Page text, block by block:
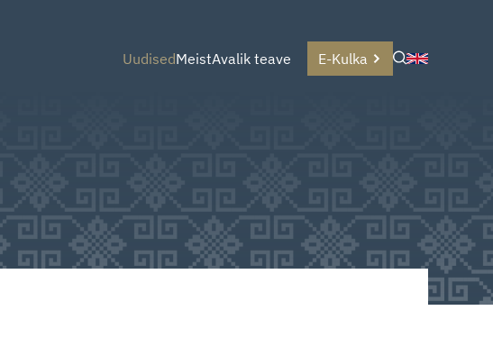
UudisedMeistAvalik teave E-Kulka